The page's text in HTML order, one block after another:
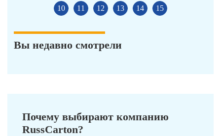
10
11 12 13 14 15
Вы недавно смотрели
Почему выбирают компанию
RussCarton?